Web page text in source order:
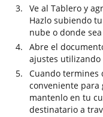
Ve al Tablero y
Hazlo subiendo
nube o donde
Abre el
ajustes
Cuando termines
conveniente para
mantenlo en tu
destinatario a